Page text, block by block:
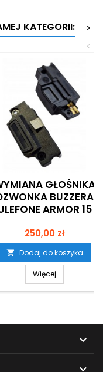
KATEGORII:
>
<
GŁOŚNIKA
BUZZERA
ARMOR 15
Cena
250,00 zł
 Dodaj do koszyka
Więcej
